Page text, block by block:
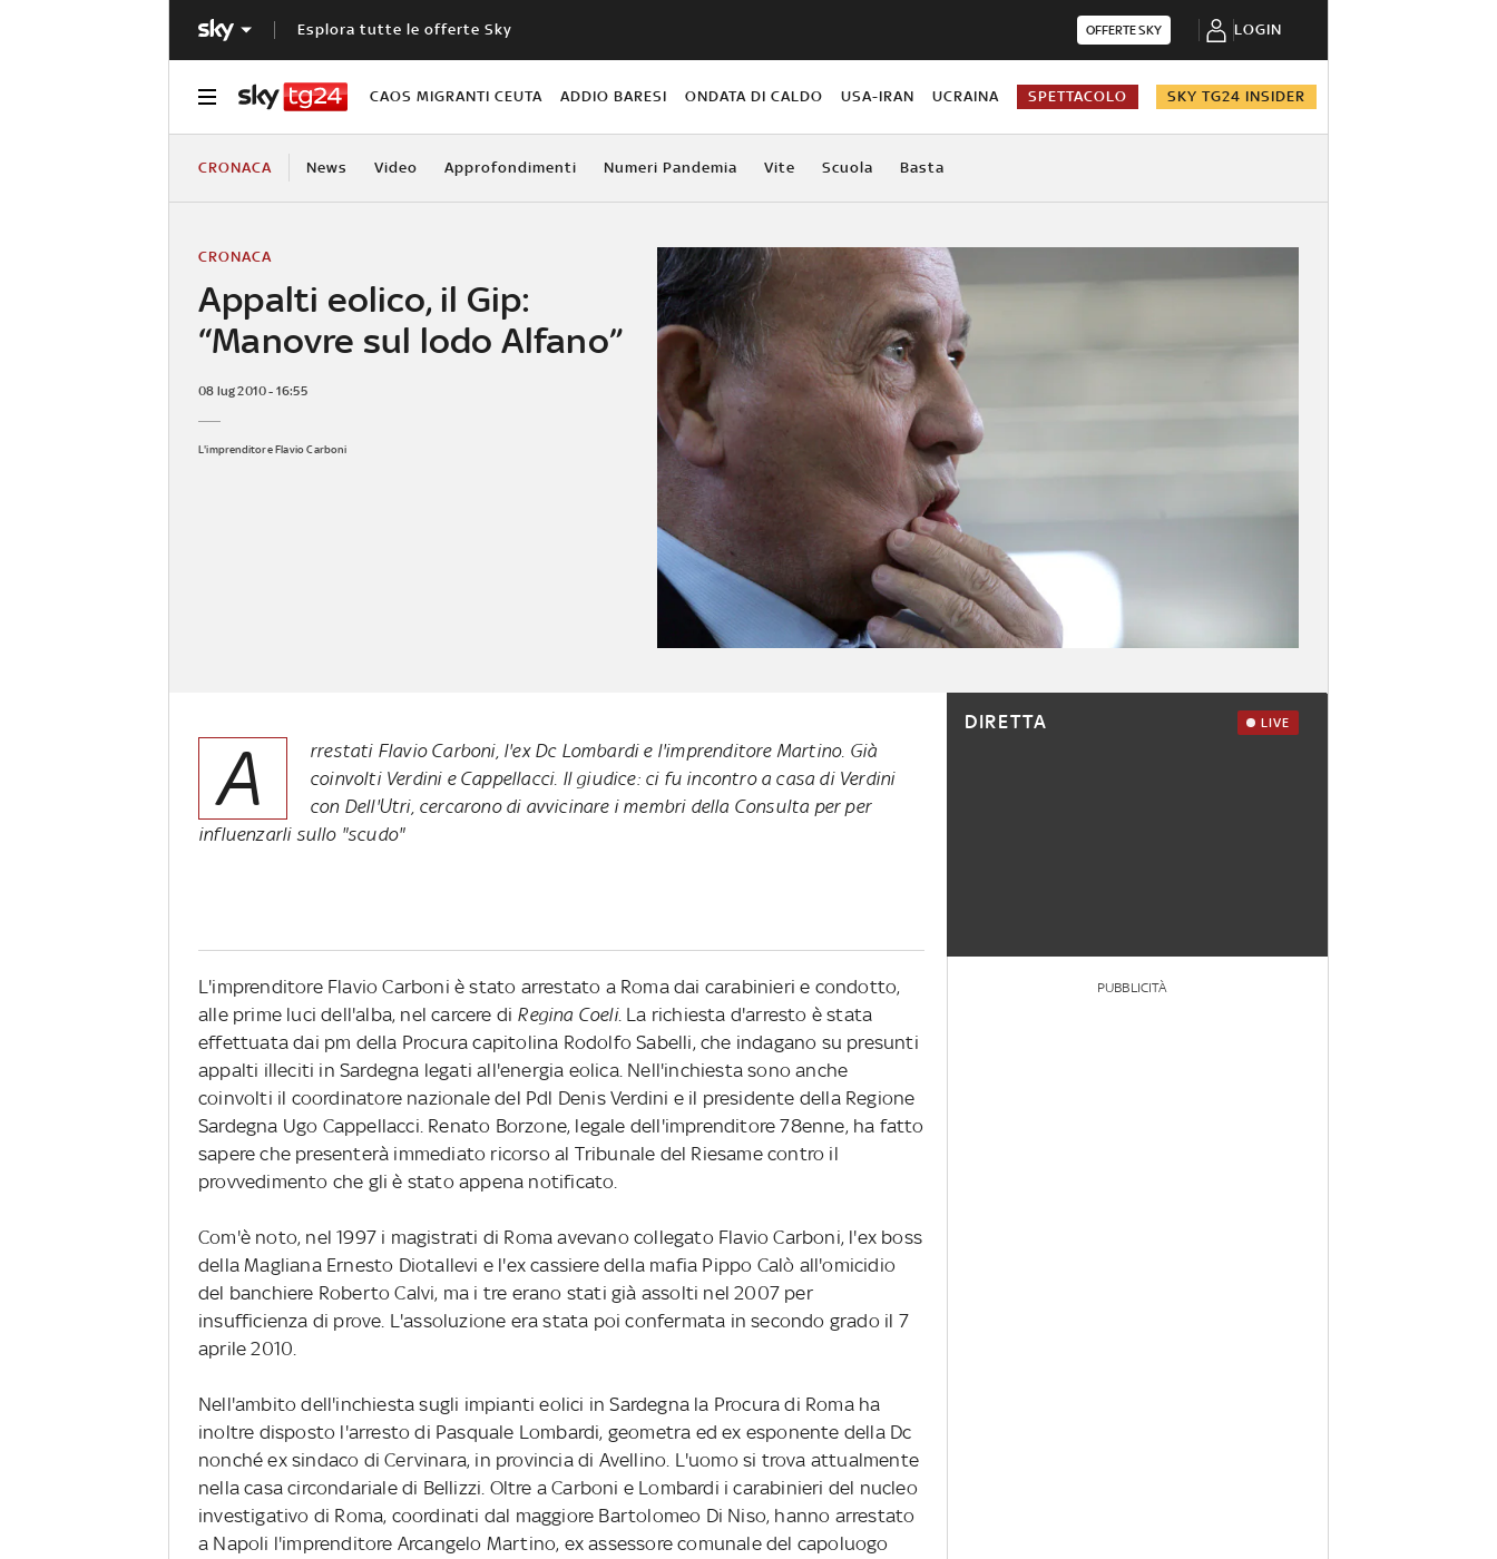
Esplora tutte le offerte Sky OFFERTE SKY LOGIN
CAOS MIGRANTI CEUTA ADDIO BARESI ONDATA DI CALDO USA-IRAN UCRAINA SPETTACOLO SKY TG24 INSIDER
CRONACA News Video Approfondimenti Numeri Pandemia Vite Scuola Basta
Appalti eolico, il Gip:
“Manovre sul lodo Alfano”
CRONACA
08 lug 2010 - 16:55
L'imprenditore Flavio Carboni
A
rrestati Flavio Carboni, l'ex Dc Lombardi e l'imprenditore Martino. Già
coinvolti Verdini e Cappellacci. Il giudice: ci fu incontro a casa di Verdini
con Dell'Utri, cercarono di avvicinare i membri della Consulta per per
influenzarli sullo "scudo"
L'imprenditore Flavio Carboni è stato arrestato a Roma dai carabinieri e condotto,
alle prime luci dell'alba, nel carcere di Regina Coeli. La richiesta d'arresto è stata
effettuata dai pm della Procura capitolina Rodolfo Sabelli, che indagano su presunti
appalti illeciti in Sardegna legati all'energia eolica. Nell'inchiesta sono anche
coinvolti il coordinatore nazionale del Pdl Denis Verdini e il presidente della Regione
Sardegna Ugo Cappellacci. Renato Borzone, legale dell'imprenditore 78enne, ha fatto
sapere che presenterà immediato ricorso al Tribunale del Riesame contro il
provvedimento che gli è stato appena notificato.
Com'è noto, nel 1997 i magistrati di Roma avevano collegato Flavio Carboni, l'ex boss
della Magliana Ernesto Diotallevi e l'ex cassiere della mafia Pippo Calò all'omicidio
del banchiere Roberto Calvi, ma i tre erano stati già assolti nel 2007 per
insufficienza di prove. L'assoluzione era stata poi confermata in secondo grado il 7
aprile 2010.
Nell'ambito dell'inchiesta sugli impianti eolici in Sardegna la Procura di Roma ha
inoltre disposto l'arresto di Pasquale Lombardi, geometra ed ex esponente della Dc
nonché ex sindaco di Cervinara, in provincia di Avellino. L'uomo si trova attualmente
nella casa circondariale di Bellizzi. Oltre a Carboni e Lombardi i carabinieri del nucleo
investigativo di Roma, coordinati dal maggiore Bartolomeo Di Niso, hanno arrestato
a Napoli l'imprenditore Arcangelo Martino, ex assessore comunale del capoluogo
DIRETTA LIVE
PUBBLICITÀ